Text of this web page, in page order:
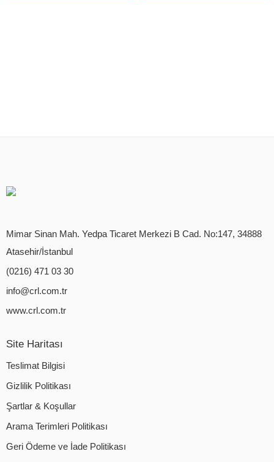
Mimar Sinan Mah. Yedpa Ticaret Merkezi B Cad. No:147, 34888
Atasehir/İstanbul
(0216) 471 03 30
info@crl.com.tr
www.crl.com.tr
Site Haritası
Teslimat Bilgisi
Gizlilik Politikası
Şartlar & Koşullar
Arama Terimleri Politikası
Geri Ödeme ve İade Politikası